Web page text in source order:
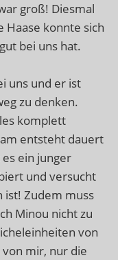
groß! Diesmal
Haase konnte sich
bei uns hat.
uns und er ist
zu denken.
komplett
entsteht dauert
ein junger
und versucht
ist! Zudem muss
Minou nicht zu
von
mir, nur die